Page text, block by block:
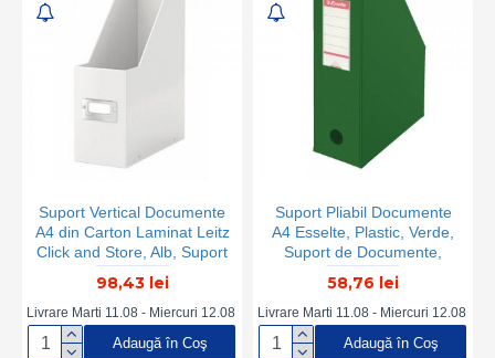
Suport Vertical Documente
A4 din Carton Laminat Leitz
Click and Store, Alb, Suport
pentru Documente Leitz,
Suport Hartii Clasic, Suport
in Format A4 pentru
Documente, Suport Vertical
A4 Birou, Suport A4 Vertical
98,43 lei
Livrare Marti 11.08 - Miercuri 12.08
Adaugă în Coş
Suport Pliabil Documente
A4 Esselte, Plastic, Verde,
Suport de Documente,
Suporturi Documente, Cutii
Arhivare, Suport
Documente, Cutie
Documente, Cutii Arhivare
Dosare, Suport Arhivare,
58,76 lei
Livrare Marti 11.08 - Miercuri 12.08
Adaugă în Coş